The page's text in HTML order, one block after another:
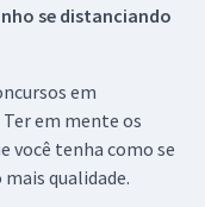
se distanciando
em
em mente os
você tenha como se
qualidade.